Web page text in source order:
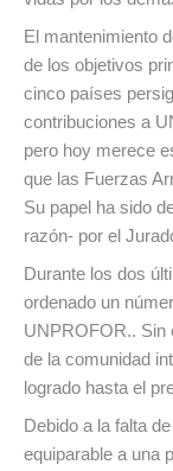
El mantenimiento
de los objetivos
cinco países
contribuciones a
pero hoy merece
que las Fuerzas
Su papel ha sido
razón- por el
Durante los dos
ordenado un
UNPROFOR.. Sin
de la comunidad
logrado hasta el
Debido a la falta
equiparable a una